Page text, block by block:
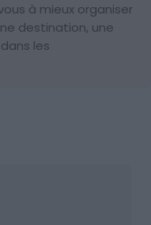
à mieux organiser
destination, une
les